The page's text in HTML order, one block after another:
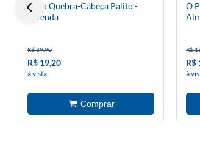
Livro Quebra-Cabeça Palito -
Fazenda
R$ 39,90
R$ 19,20
à vista
O
R$
R$
à